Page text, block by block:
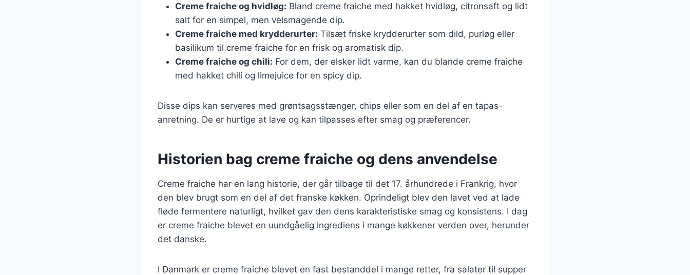
Creme fraiche og hvidløg: Bland creme fraiche med hakket hvidløg, citronsaft og lidt
salt for en simpel, men velsmagende dip.
Creme fraiche med krydderurter: Tilsæt friske krydderurter som dild, purløg eller
basilikum til creme fraiche for en frisk og aromatisk dip.
Creme fraiche og chili: For dem, der elsker lidt varme, kan du blande creme fraiche
med hakket chili og limejuice for en spicy dip.
Disse dips kan serveres med grøntsagsstænger, chips eller som en del af en tapas-
anretning. De er hurtige at lave og kan tilpasses efter smag og præferencer.
Historien bag creme fraiche og dens anvendelse
Creme fraiche har en lang historie, der går tilbage til det 17. århundrede i Frankrig, hvor
den blev brugt som en del af det franske køkken. Oprindeligt blev den lavet ved at lade
fløde fermentere naturligt, hvilket gav den dens karakteristiske smag og konsistens. I dag
er creme fraiche blevet en uundgåelig ingrediens i mange køkkener verden over, herunder
det danske.
I Danmark er creme fraiche blevet en fast bestanddel i mange retter, fra salater til supper